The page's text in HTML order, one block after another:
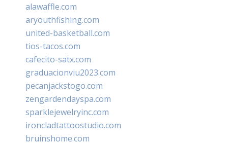
alawaffle.com
aryouthfishing.com
united-basketball.com
tios-tacos.com
cafecito-satx.com
graduacionviu2023.com
pecanjackstogo.com
zengardendayspa.com
sparklejewelryinc.com
ironcladtattoostudio.com
bruinshome.com